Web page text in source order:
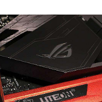
企业荣誉
合作伙伴
导热胶
导电胶
硅胶/环氧胶
耐高温胶
聚氨酯胶
溶剂及水性胶
行业应用
新闻资讯
公司动态
行业资讯
应用手册
联系方式